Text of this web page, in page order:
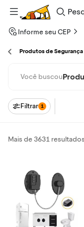
Informe seu CEP
Produtos de
Você buscou
Filtrar 1
Mais de 3631 resultados